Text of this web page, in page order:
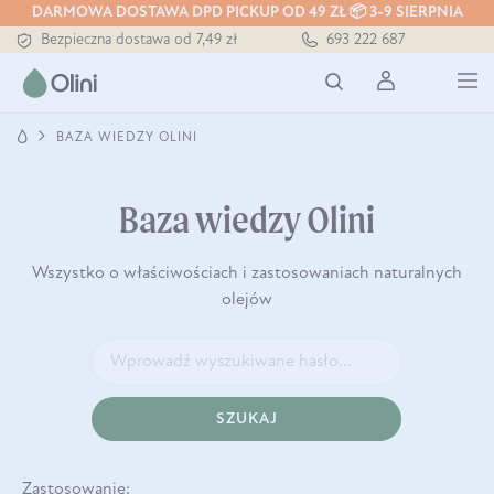
DARMOWA DOSTAWA DPD PICKUP OD 49 ZŁ 📦 3-9 SIERPNIA
Bezpieczna dostawa od 7,49 zł
Darmowa dostawa od 199 zł
Tłoczony zawsze na zimno
693 222 687
BAZA WIEDZY OLINI
Baza wiedzy Olini
Wszystko o właściwościach i zastosowaniach naturalnych
olejów
SZUKAJ
Zastosowanie: